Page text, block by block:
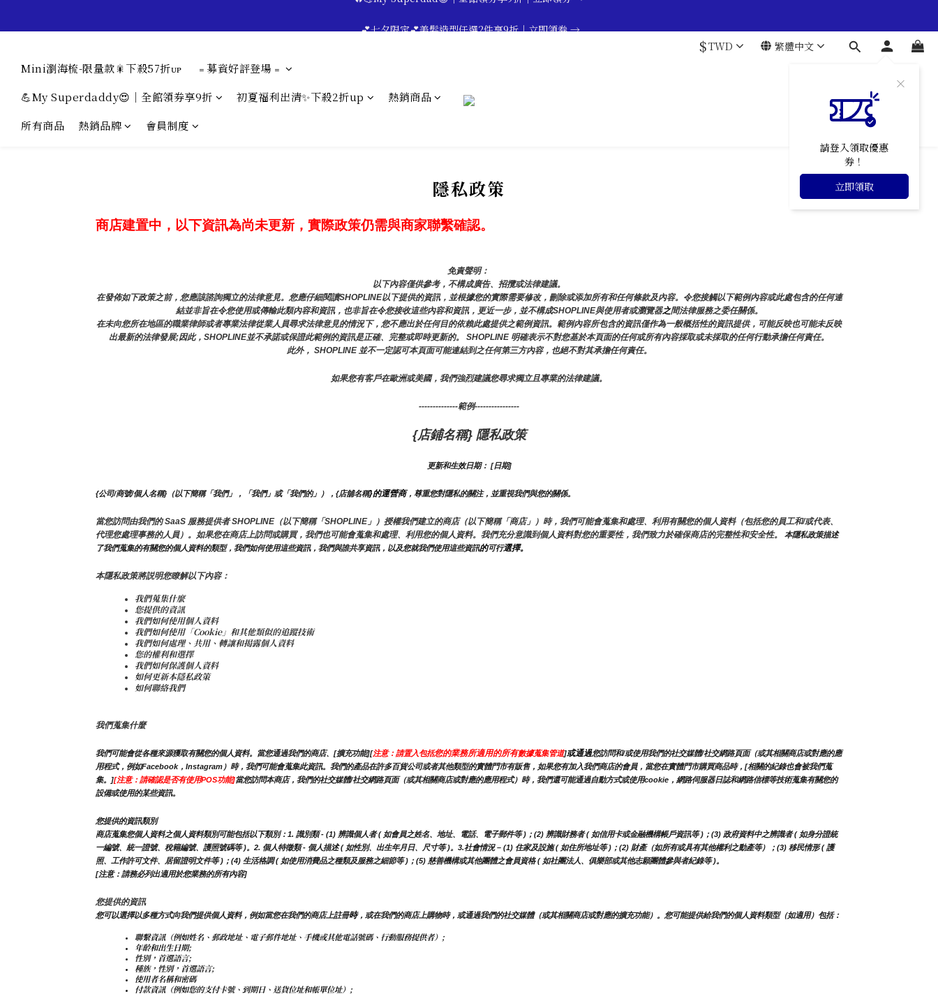
$TWD 繁體中文
請登入領取優惠
券！
立即領取
Mini瀏海梳-限量款🎇下殺57折ᴜᴘ
﹦募資好評登場﹦
💪My Superdaddy😍｜全館領券享9折
初夏福利出清✨下殺2折up
熱銷商品
所有商品
熱銷品牌 會員制度
隱私政策
商店建置中，以下資訊為尚未更新，實際政策仍需與商家聯繫確認。
免責聲明：
以下內容僅供參考，不構成廣告、招攬或法律建議。
在發佈如下政策之前，您應該諮詢獨立的法律意見。您應仔細閱讀SHOPLINE以下提供的資訊，並根據您的實際需要修改，刪除或添加所有和任何條款及內容。令您接觸以下範例內容或此處包含的任何連
結並非旨在令您使用或傳輸此類內容和資訊，也非旨在令您接收這些內容和資訊，更近一步，並不構成SHOPLINE與使用者或瀏覽器之間法律服務之委任關係。
在未向您所在地區的職業律師或者專業法律從業人員尋求法律意見的情況下，您不應出於任何目的依賴此處提供之範例資訊。範例內容所包含的資訊僅作為一般概括性的資訊提供，可能反映也可能未反映
出最新的法律發展;因此，SHOPLINE並不承諾或保證此範例的資訊是正確、完整或即時更新的。 SHOPLINE 明確表示不對您基於本頁面的任何或所有內容採取或未採取的任何行動承擔任何責任。
此外， SHOPLINE 並不一定認可本頁面可能連結到之任何第三方內容，也絕不對其承擔任何責任。
如果您有客戶在歐洲或美國，我們強烈建議您尋求獨立且專業的法律建議。
--------------範例----------------
{店鋪名稱} 隱私政策
更新和生效日期： [日期]
{公司/商號/個人名稱}（以下簡稱「我們」，「我們」或「我們的」），{店舖名稱}的運營商，尊重您對隱私的關注，並重視我們與您的關係。
當您訪問由我們的 SaaS 服務提供者 SHOPLINE（以下簡稱「SHOPLINE」）授權我們建立的商店（以下簡稱「商店」）時，我們可能會蒐集和處理、利用有關您的個人資料（包括您的員工和/或代表、
代理您處理事務的人員）。如果您在商店上訪問或購買，我們也可能會蒐集和處理、利用您的個人資料。我們充分意識到個人資料對您的重要性，我們致力於確保商店的完整性和安全性。
本隱私政策描述
了我們蒐集的有關您的個人資料的類型，我們如何使用這些資訊，我們與誰共享資訊，以及您就我們使用這些資訊的可行選擇。
本隱私政策將説明您瞭解以下內容：
我們蒐集什麼
您提供的資訊
我們如何使用個人資料
我們如何使用「Cookie」和其他類似的追蹤技術
我們如何處理、共用、轉讓和揭露個人資料
您的權利和選擇
我們如何保護個人資料
如何更新本隱私政策
如何聯絡我們
我們蒐集什麼
我們可能會從各種來源獲取有關您的個人資料。當您通過我們的商店、[擴充功能][注意：請置入包括您的業務所適用的所有數據蒐集管道]或通過您訪問和/或使用我們的社交媒體/社交網路頁面（或其相關商店或對應的應
用程式，例如Facebook，Instagram）時，我們可能會蒐集此資訊。我們的產品在許多百貨公司或者其他類型的實體門市有販售，如果您有加入我們商店的會員，當您在實體門市購買商品時，[相關的紀錄也會被我們蒐
集。][注意：請確認是否有使用POS功能]當您訪問本商店，我們的社交媒體/社交網路頁面（或其相關商店或對應的應用程式）時，我們還可能通過自動方式或使用cookie，網路伺服器日誌和網路信標等技術蒐集有關您的
設備或使用的某些資訊。
您提供的資訊類別
商店蒐集您個人資料之個人資料類別可能包括以下類別：1. 識別類 - (1) 辨識個人者 ( 如會員之姓名、地址、電話、電子郵件等 )；(2) 辨識財務者 ( 如信用卡或金融機構帳戶資訊等 )；(3) 政府資料中之辨識者 ( 如身分證統
一編號、統一證號、稅籍編號、護照號碼等 )。2. 個人特徵類 - 個人描述 ( 如性別、出生年月日、尺寸等 )。3.社會情況 – (1) 住家及設施 ( 如住所地址等 )；(2) 財產（如所有或具有其他權利之動產等）；(3) 移民情形 ( 護
照、工作許可文件、居留證明文件等 )；(4) 生活格調 ( 如使用消費品之種類及服務之細節等 )；(5) 慈善機構或其他團體之會員資格 ( 如社團法人、俱樂部或其他志願團體參與者紀錄等 )。
[注意：請務必列出適用於您業務的所有內容]
您提供的資訊
您可以選擇以多種方式向我們提供個人資料，例如當您在我們的商店上註冊時，或在我們的商店上購物時，或通過我們的社交媒體（或其相關商店或對應的擴充功能）。您可能提供給我們的個人資料類型（如適用）包括：
聯繫資訊（例如姓名、郵政地址、電子郵件地址、手機或其他電話號碼、行動服務提供者）;
年齡和出生日期;
性別，首選語言;
種族，性別，首選語言;
使用者名稱和密碼
付款資訊（例如您的支付卡號、到期日、送貨位址和帳單位址）;